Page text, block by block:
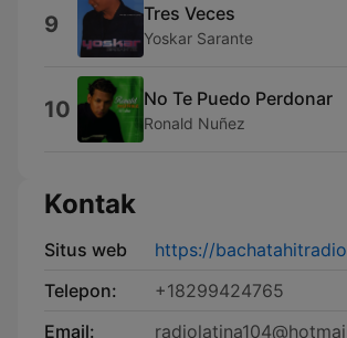
9 Tres Veces
Yoskar Sarante
10 No Te Puedo Perdonar
Ronald Nuñez
Kontak
Situs web
https://
Telepon:
+18299424765
Email: